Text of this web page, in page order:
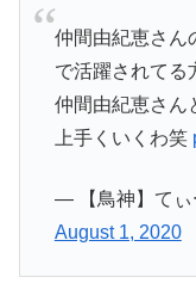
仲間由紀恵さん
で活躍されてる
仲間由紀恵さん
上手くいくわ笑
— 【鳥神】てぃ
August 1, 2020